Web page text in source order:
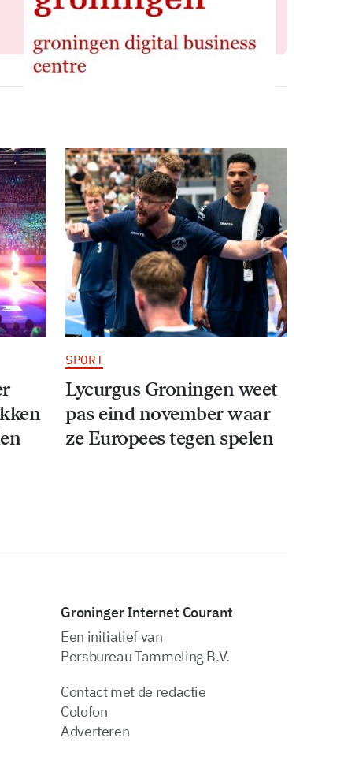
SPORT
Lycurgus Groningen weet
pas eind november waar
ze Europees tegen spelen
Groninger Internet Courant
Een initiatief van
Persbureau Tammeling B.V.
Contact met de redactie
Colofon
Adverteren